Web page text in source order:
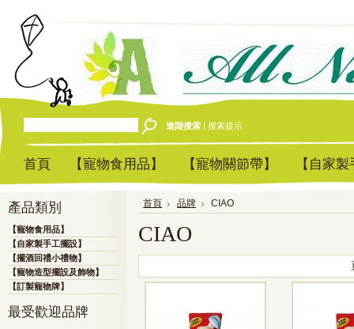
進階搜索 | 搜索提示
首頁 【寵物食用品】 【寵物關節帶】 【自家
產品類別
【寵物食用品】
【自家製手工擺設】
【擺酒回禮小禮物】
【寵物造型擺設及飾物】
【訂製寵物牌】
最受歡迎品牌
首頁 品牌 CIAO
CIAO